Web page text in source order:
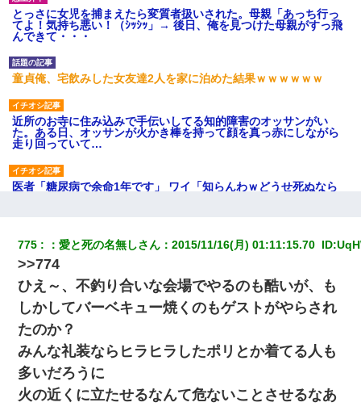
とっさに女児を捕まえたら変質者扱いされた。母親「あっち行っ
てよ！気持ち悪い！（ｼｯｼｯ」→ 後日、俺を見つけた母親がすっ飛
んできて・・・
童貞俺、宅飲みした女友達2人を家に泊めた結果ｗｗｗｗｗｗ
近所のお寺に住み込みで手伝いしてる知的障害のオッサンがい
た。ある日、オッサンが火かき棒を持って顔を真っ赤にしながら
走り回っていて…
医者「糖尿病で余命1年です」 ワイ「知らんわｗどうせ死ぬなら
「パワハラを受けたから思い切って転職した」とSNSで呟いた
ら、速攻でパワハラかました元上司がLINEを送ってきた。
【驚愕】5000円でＪＫと行為してきたが後悔しかない…
夫の友達がBBQを定期的に開催して夫婦で参加してたんだけど、
女性側のリーダーみたいな人に「BBQは友達とやりなよ！」と言
われて…
妻が亡くなったんだけど正直ガチで嬉しい
775 ：愛と死の名無しさん ：2015/11/16(月) 01:11:15.70 ID:
>>774
ひえ～、不釣り合いな会場でやるのも酷いが、も
しかしてバーベキュー焼くのもゲストがやらされ
たのか？
みんな礼装ならヒラヒラしたポリとか着てる人も
多いだろうに
火の近くに立たせるなんて危ないことさせるなあ